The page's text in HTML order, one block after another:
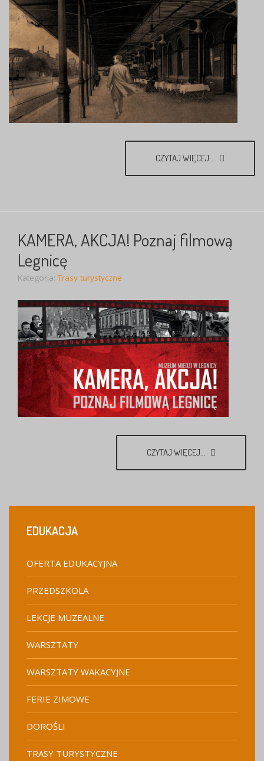
CZYTAJ WIĘCEJ...
KAMERA, AKCJA! Poznaj filmową
Legnicę
Kategoria:Trasy turystyczne
CZYTAJ WIĘCEJ...
EDUKACJA
OFERTA EDUKACYJNA
PRZEDSZKOLA
LEKCJE MUZEALNE
WARSZTATY
WARSZTATY WAKACYJNE
FERIE ZIMOWE
DOROŚLI
TRASY TURYSTYCZNE